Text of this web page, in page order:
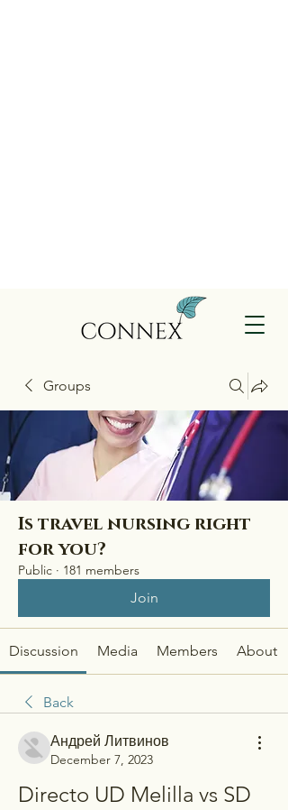
Groups
Is travel nursing right
for you?
Public · 181 members
Join
Discussion Media Members About
Back
Андрей Литвинов
December 7, 2023
Directo UD Melilla vs SD